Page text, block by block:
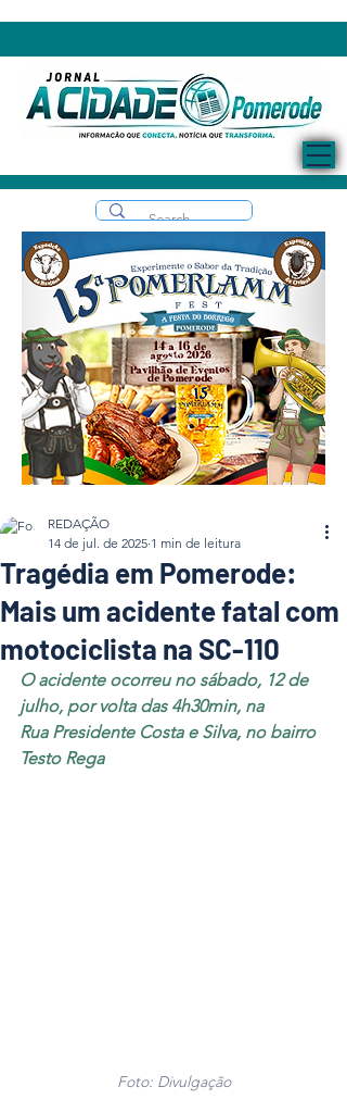
Tragédia em Pomerode:
Mais um acidente fatal com
motociclista na SC-110
REDAÇÃO
14 de jul. de 2025 1 min de leitura
O acidente ocorreu no sábado, 12 de
julho, por volta das 4h30min, na
Rua Presidente Costa e Silva, no bairro
Testo Rega
Foto: Divulgação